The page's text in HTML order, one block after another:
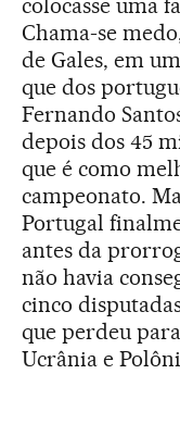
colocasse uma
Chama-se
de Gales, em
que dos
Fernando
depois dos 45
que é como
campeonato.
Portugal
antes da
não havia
cinco
que perdeu
Ucrânia e